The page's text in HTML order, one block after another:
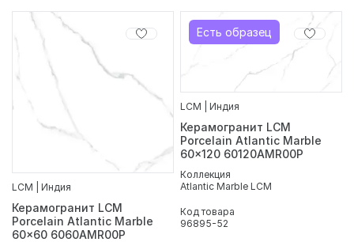
LCM | Индия
Керамогранит LCM
Porcelain Atlantic Marble
60x60 6060AMR00P
Есть образец
LCM | Индия
Керамогранит LCM
Porcelain Atlantic Marble
60x120 60120AMR00P
Коллекция
Atlantic Marble LCM
Код товара
96895-52